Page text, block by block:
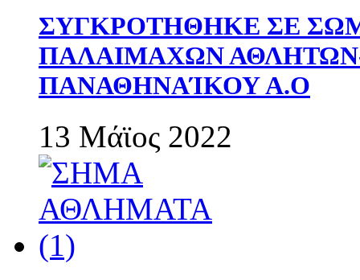
ΣΥΓΚΡΟΤΗΘΗΚΕ ΣΕ
ΠΑΛΑΙΜΑΧΩΝ
ΠΑΝΑΘΗΝΑΊΚΟΥ Α.Ο
13 Μάϊος 2022